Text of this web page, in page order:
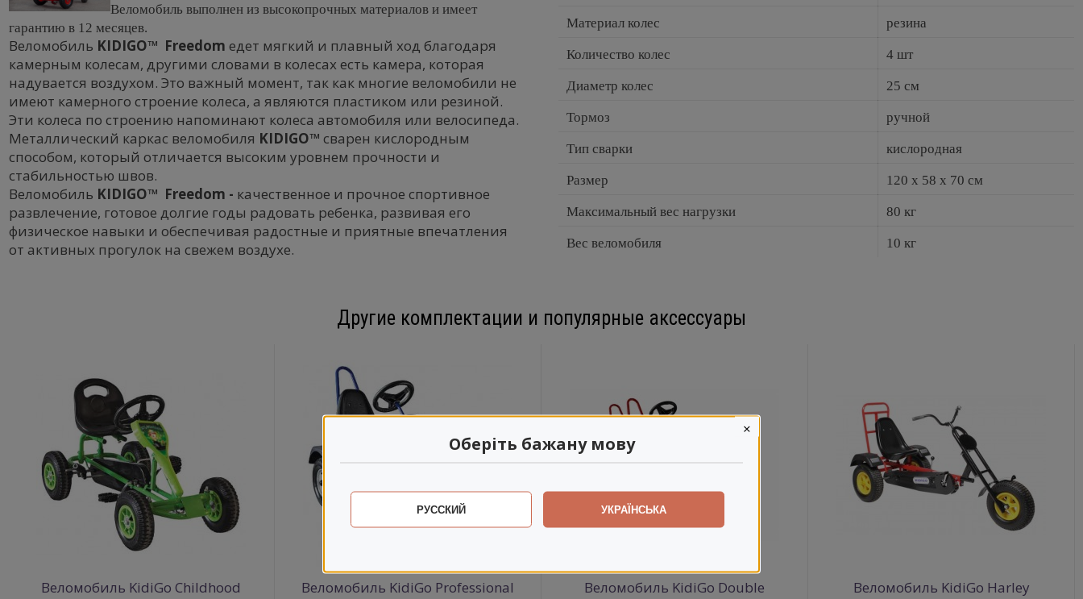
Веломобиль выполнен из высокопрочных материалов и имеет
гарантию в 12 месяцев.
Веломобиль KIDIGO™ Freedom едет мягкий и плавный ход благодаря
камерным колесам, другими словами в колесах есть камера, которая
надувается воздухом. Это важный момент, так как многие веломобили не
имеют камерного строение колеса, а являются пластиком или резиной.
Эти колеса по строению напоминают колеса автомобиля или велосипеда.
Металлический каркас веломобиля KIDIGO™ сварен кислородным
способом, который отличается высоким уровнем прочности и
стабильностью швов.
Веломобиль KIDIGO™ Freedom - качественное и прочное спортивное
развлечение, готовое долгие годы радовать ребенка, развивая его
физическое навыки и обеспечивая радостные и приятные впечатления
от активных прогулок на свежем воздухе.
Материал колес резина
Количество колес 4 шт
Диаметр колес 25 см
Тормоз ручной
Тип сварки кислородная
Размер 120 х 58 х 70 см
Максимальный вес нагрузки 80 кг
Вес веломобиля 10 кг
Другие комплектации и популярные аксессуары
Веломобиль KidiGo Childhood Веломобиль KidiGo Professional Веломобиль KidiGo Double Веломобиль KidiGo Harley
Оберіть бажану мову
×
РУССКИЙ УКРАЇНСЬКА